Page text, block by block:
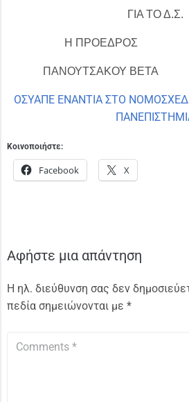
ΓΙΑ ΤΟ Δ.Σ.
Η ΠΡΟΕΔΡΟΣ
ΠΑΝΟΥΤΣΑΚΟΥ ΒΕΤΑ
ΟΣΥΑΠΕ ΕΝΑΝΤΙΑ ΣΤΟ
Κοινοποιήστε:
Facebook X
Αφήστε μια απάντηση
Η ηλ. διεύθυνση σας δεν
πεδία σημειώνονται με *